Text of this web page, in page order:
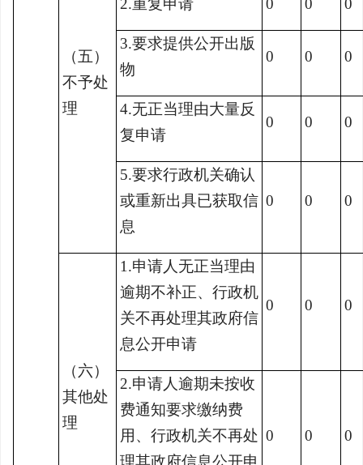
（五）
不予处
理
2.重复申请 0 0 0
3.要求提供公开出版
物
0 0 0
4.无正当理由大量反
复申请
0 0 0
5.要求行政机关确认
或重新出具已获取信
息
0 0 0
（六）
其他处
理
1.申请人无正当理由
逾期不补正、行政机
关不再处理其政府信
息公开申请
0 0 0
2.申请人逾期未按收
费通知要求缴纳费
用、行政机关不再处
理其政府信息公开申
0 0 0